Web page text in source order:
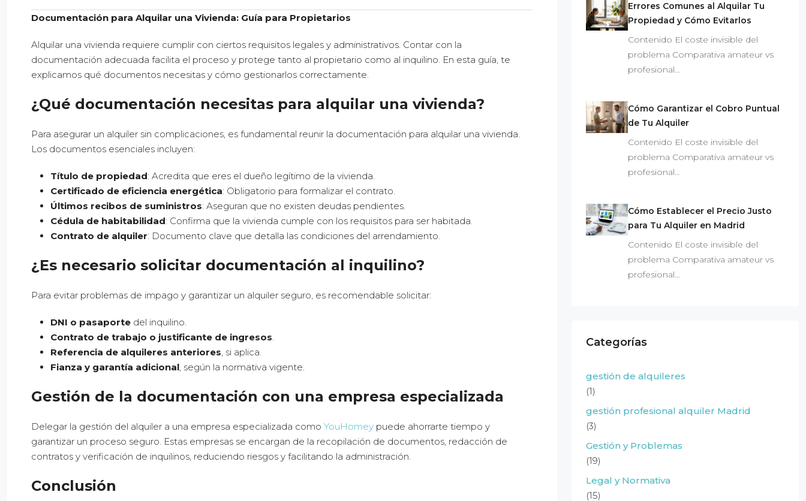
Documentación para Alquilar una Vivienda: Guía para Propietarios
Alquilar una vivienda requiere cumplir con ciertos requisitos legales y administrativos. Contar con la
documentación adecuada facilita el proceso y protege tanto al propietario como al inquilino. En esta guía, te
explicamos qué documentos necesitas y cómo gestionarlos correctamente.
¿Qué documentación necesitas para alquilar una vivienda?
Para asegurar un alquiler sin complicaciones, es fundamental reunir la documentación para alquilar una vivienda.
Los documentos esenciales incluyen:
Título de propiedad: Acredita que eres el dueño legítimo de la vivienda.
Certificado de eficiencia energética: Obligatorio para formalizar el contrato.
Últimos recibos de suministros: Aseguran que no existen deudas pendientes.
Cédula de habitabilidad: Confirma que la vivienda cumple con los requisitos para ser habitada.
Contrato de alquiler: Documento clave que detalla las condiciones del arrendamiento.
¿Es necesario solicitar documentación al inquilino?
Para evitar problemas de impago y garantizar un alquiler seguro, es recomendable solicitar:
DNI o pasaporte del inquilino.
Contrato de trabajo o justificante de ingresos
Referencia de alquileres anteriores , si aplica.
Fianza y garantía adicional , según la normativa vigente.
Gestión de la documentación con una empresa especializada
Delegar la gestión del alquiler a una empresa especializada como YouHomey puede ahorrarte tiempo y
garantizar un proceso seguro. Estas empresas se encargan de la recopilación de documentos, redacción de
contratos y verificación de inquilinos, reduciendo riesgos y facilitando la administración.
Conclusión
Errores Comunes al Alquilar Tu
Propiedad y Cómo Evitarlos
Contenido El coste invisible del
problema Comparativa amateur vs
profesional…
Cómo Garantizar el Cobro Puntual
de Tu Alquiler
Contenido El coste invisible del
problema Comparativa amateur vs
profesional…
Cómo Establecer el Precio Justo
para Tu Alquiler en Madrid
Contenido El coste invisible del
problema Comparativa amateur vs
profesional…
Categorías
gestión de alquileres
(1)
gestión profesional alquiler Madrid
(3)
Gestión y Problemas
(19)
Legal y Normativa
(15)